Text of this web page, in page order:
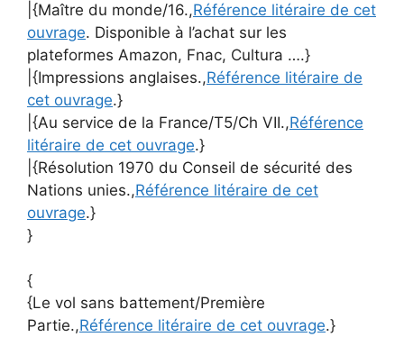
|{Maître du monde/16.,Référence litéraire de cet
ouvrage. Disponible à l’achat sur les
plateformes Amazon, Fnac, Cultura ….}
|{Impressions anglaises.,Référence litéraire de
cet ouvrage.}
|{Au service de la France/T5/Ch VII.,Référence
litéraire de cet ouvrage.}
|{Résolution 1970 du Conseil de sécurité des
Nations unies.,Référence litéraire de cet
ouvrage.}
}
{
{Le vol sans battement/Première
Partie.,Référence litéraire de cet ouvrage.}